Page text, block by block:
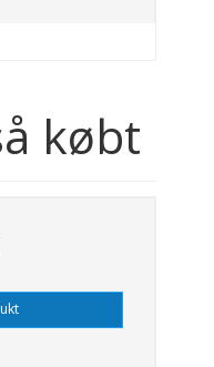
købt